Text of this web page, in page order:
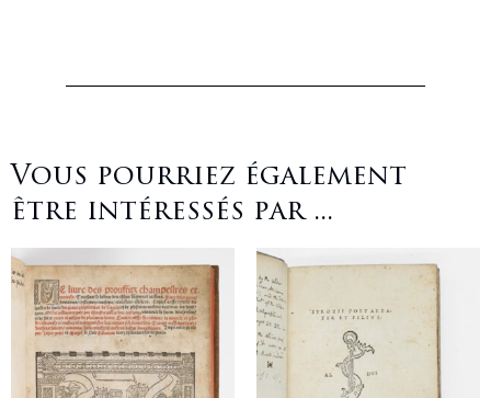
Vous pourriez également
être intéressés par ...